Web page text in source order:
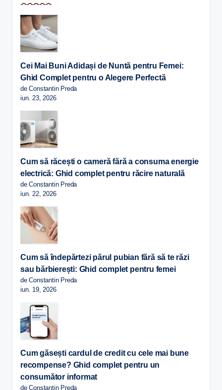
Cei Mai Buni Adidași de Nuntă pentru Femei:
Ghid Complet pentru o Alegere Perfectă
de Constantin Preda
iun. 23, 2026
Cum să răcești o cameră fără a consuma energie
electrică: Ghid complet pentru răcire naturală
de Constantin Preda
iun. 22, 2026
Cum să îndepărtezi părul pubian fără să te răzi
sau bărbierești: Ghid complet pentru femei
de Constantin Preda
iun. 19, 2026
Cum găsești cardul de credit cu cele mai bune
recompense? Ghid complet pentru un
consumător informat
de Constantin Preda